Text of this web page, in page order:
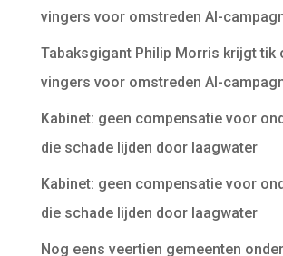
vingers voor omstreden AI-
Tabaksgigant Philip Morris krijgt tik
vingers voor omstreden AI-
Kabinet: geen compensatie voor
die schade lijden door laagwater
Kabinet: geen compensatie voor
die schade lijden door laagwater
Nog eens veertien gemeenten